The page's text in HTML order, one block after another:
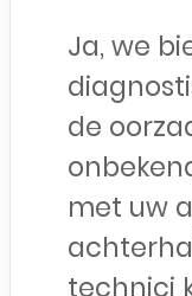
Ja, we
de
met uw
technici